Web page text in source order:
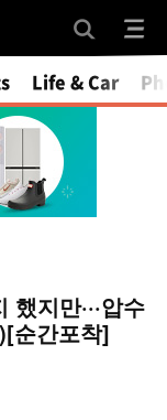
Mute
Life & Car
지만···압수
순간포착]